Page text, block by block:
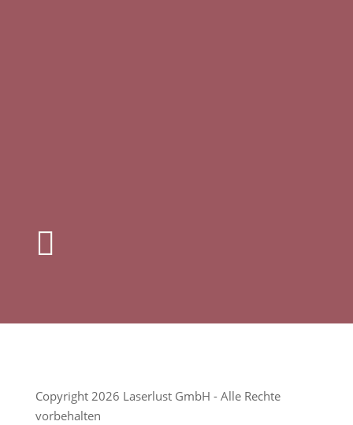

Copyright 2026 Laserlust GmbH - Alle Rechte
vorbehalten